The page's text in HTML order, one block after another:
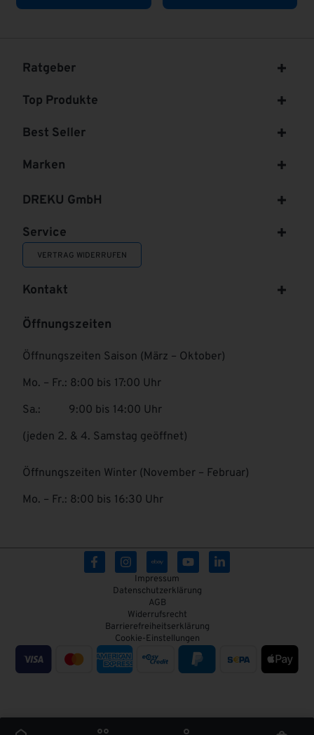
Ratgeber
Top Produkte
Best Seller
Marken
DREKU GmbH
Service
VERTRAG WIDERRUFEN
Kontakt
Öffnungszeiten
Öffnungszeiten Saison (März – Oktober)
Mo. – Fr.: 8:00 bis 17:00 Uhr
Sa.: 9:00 bis 14:00 Uhr
(jeden 2. & 4. Samstag geöffnet)
Öffnungszeiten Winter (November – Februar)
Mo. – Fr.: 8:00 bis 16:30 Uhr
Impressum
Datenschutzerklärung
AGB
Widerrufsrecht
Barrierefreiheitserklärung
Cookie-Einstellungen